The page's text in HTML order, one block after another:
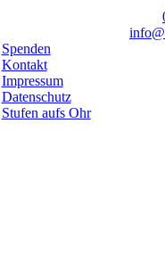
Spenden
Kontakt
Impressum
Datenschutz
Stufen aufs Ohr